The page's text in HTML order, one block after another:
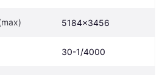
5184x3456
30-1/4000